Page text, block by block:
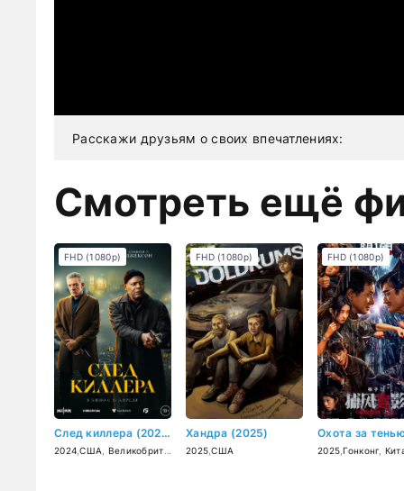
Расскажи друзьям о своих впечатлениях:
Смотреть ещё
След киллера (2024)
2024 ,США Великобритания
FHD (1080p)
Хандра (2025)
2025 ,США
FHD (1080p)
2025 ,Гонконг
FHD (1080p)